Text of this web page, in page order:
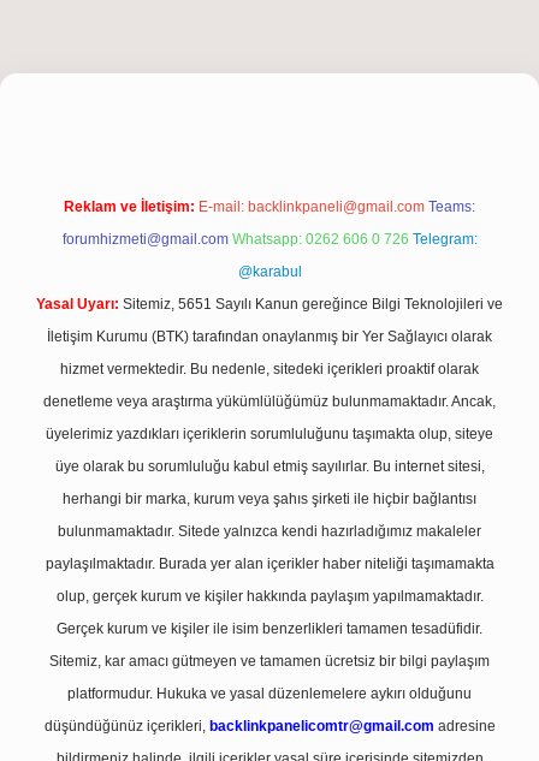
Reklam ve İletişim: E-mail: backlinkpaneli@gmail.com Teams:
forumhizmeti@gmail.com Whatsapp: 0262 606 0 726 Telegram:
@karabul
Yasal Uyarı: Sitemiz, 5651 Sayılı Kanun gereğince Bilgi Teknolojileri ve
İletişim Kurumu (BTK) tarafından onaylanmış bir Yer Sağlayıcı olarak
hizmet vermektedir. Bu nedenle, sitedeki içerikleri proaktif olarak
denetleme veya araştırma yükümlülüğümüz bulunmamaktadır. Ancak,
üyelerimiz yazdıkları içeriklerin sorumluluğunu taşımakta olup, siteye
üye olarak bu sorumluluğu kabul etmiş sayılırlar. Bu internet sitesi,
herhangi bir marka, kurum veya şahıs şirketi ile hiçbir bağlantısı
bulunmamaktadır. Sitede yalnızca kendi hazırladığımız makaleler
paylaşılmaktadır. Burada yer alan içerikler haber niteliği taşımamakta
olup, gerçek kurum ve kişiler hakkında paylaşım yapılmamaktadır.
Gerçek kurum ve kişiler ile isim benzerlikleri tamamen tesadüfidir.
Sitemiz, kar amacı gütmeyen ve tamamen ücretsiz bir bilgi paylaşım
platformudur. Hukuka ve yasal düzenlemelere aykırı olduğunu
düşündüğünüz içerikleri, backlinkpanelicomtr@gmail.com adresine